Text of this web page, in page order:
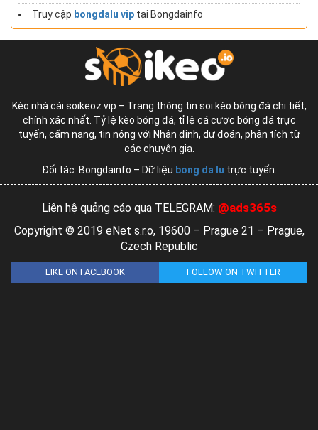
Truy cập bongdalu vip tại Bongdainfo
Kèo nhà cái soikeoz.vip – Trang thông tin soi kèo bóng đá chi tiết,
chính xác nhất. Tỷ lệ kèo bóng đá, tỉ lệ cá cược bóng đá trực
tuyến, cẩm nang, tin nóng với Nhận định, dự đoán, phân tích từ
các chuyên gia.
Đối tác: Bongdainfo – Dữ liệu bong da lu trực tuyến.
Liên hệ quảng cáo qua TELEGRAM: @ads365s
Copyright © 2019 eNet s.r.o, 19600 – Prague 21 – Prague,
Czech Republic
LIKE ON FACEBOOK FOLLOW ON TWITTER